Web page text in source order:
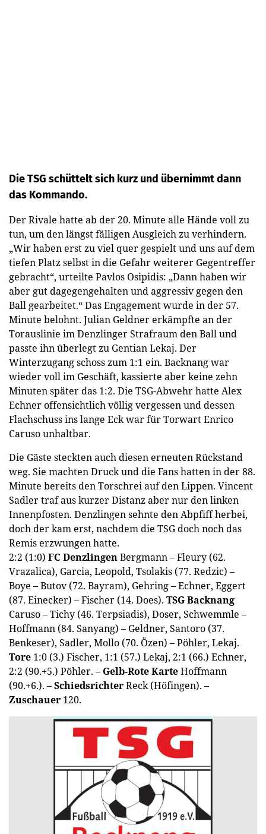
Die TSG schüttelt sich kurz und übernimmt dann
das Kommando.
Der Rivale hatte ab der 20. Minute alle Hände voll zu
tun, um den längst fälligen Ausgleich zu verhindern.
„Wir haben erst zu viel quer gespielt und uns auf dem
tiefen Platz selbst in die Gefahr weiterer Gegentreffer
gebracht“, urteilte Pavlos Osipidis: „Dann haben wir
aber gut dagegengehalten und aggressiv gegen den
Ball gearbeitet.“ Das Engagement wurde in der 57.
Minute belohnt. Julian Geldner erkämpfte an der
Torauslinie im Denzlinger Strafraum den Ball und
passte ihn überlegt zu Gentian Lekaj. Der
Winterzugang schoss zum 1:1 ein. Backnang war
wieder voll im Geschäft, kassierte aber keine zehn
Minuten später das 1:2. Die TSG-Abwehr hatte Alex
Echner offensichtlich völlig vergessen und dessen
Flachschuss ins lange Eck war für Torwart Enrico
Caruso unhaltbar.
Die Gäste steckten auch diesen erneuten Rückstand
weg. Sie machten Druck und die Fans hatten in der 88.
Minute bereits den Torschrei auf den Lippen. Vincent
Sadler traf aus kurzer Distanz aber nur den linken
Innenpfosten. Denzlingen sehnte den Abpfiff herbei,
doch der kam erst, nachdem die TSG doch noch das
Remis erzwungen hatte.
2:2 (1:0) FC DenzlingenBergmann – Fleury (62.
Vrazalica), Garcia, Leopold, Tsolakis (77. Redzic) –
Boye – Butov (72. Bayram), Gehring – Echner, Eggert
(87. Einecker) – Fischer (14. Does). TSG Backnang
Caruso – Tichy (46. Terpsiadis), Doser, Schwemmle –
Hoffmann (84. Sanyang) – Geldner, Santoro (37.
Benkeser), Sadler, Mollo (70. Özen) – Pöhler, Lekaj.
Tore 1:0 (3.) Fischer, 1:1 (57.) Lekaj, 2:1 (66.) Echner,
2:2 (90.+5.) Pöhler. – Gelb-Rote KarteHoffmann
(90.+6.). –SchiedsrichterReck (Höfingen). –
Zuschauer 120.